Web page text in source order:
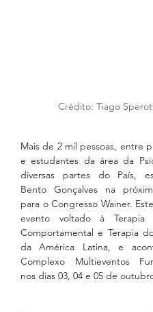
Crédito: Tiago
Mais de 2 mil pessoas, entre
e estudantes da área da
diversas partes do País,
Bento Gonçalves na
para o Congresso Wainer.
evento voltado à Terapia
Comportamental e Terapia
da América Latina, e
Complexo Multieventos
nos dias 03, 04 e 05 de